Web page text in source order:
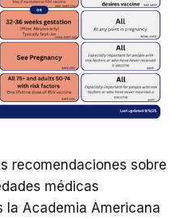
recomendaciones sobre
médicas
la Academia Americana